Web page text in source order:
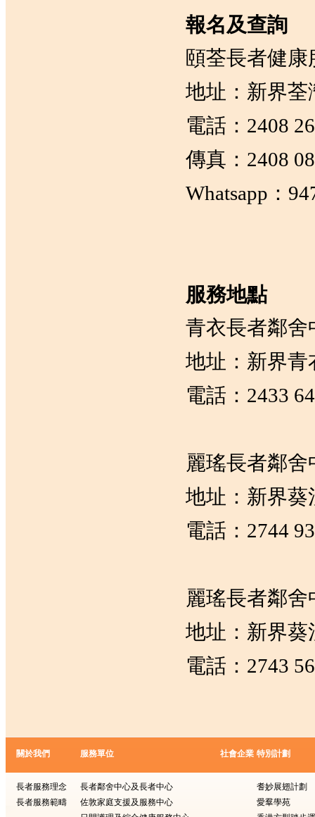
報名及查詢
頤荃長者健
地址：新界荃
電話：2408
傳真：2408
Whatsapp：
服務地點
青衣長者鄰舍
地址：新界青
電話：2433
麗瑤長者鄰舍
地址：新界葵
電話：2744
麗瑤長者鄰
地址：新界葵
電話：2743
關於我們
長者服務理念
長者服務範疇
服務單位
長者鄰舍中心及長者中心
佐敦家庭支援及服務中心
社會企業 特別計劃
耆妙展翅計劃
愛羣學苑